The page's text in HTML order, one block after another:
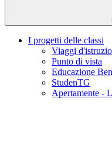
I progetti delle classi
Viaggi
Punto di vista
Educazione
StudenTG
Apertamente -